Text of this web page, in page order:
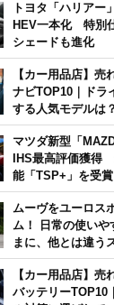
トヨタ「ハリアー
HEV一本化 特別
シェードも進化
【カー用品店】売
ナビTOP10｜ドラ
する人気モデルは
月版】
マツダ新型「
IHS最高評価獲得
能「TSP+」を受賞
ムーヴをユーロス
ム！ 日常の使いや
まに、他とは違う
【カー用品店】売
バッテリーTOP10